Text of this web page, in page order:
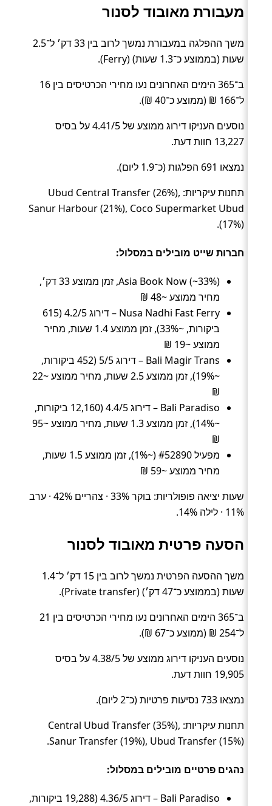
מעבורת מאובוד לסנור
משך ההפלגה במעבורת נמשך לרוב בין 33 דק׳ ל־2.5
שעות (בממוצע כ־1.3 שעות) (Ferry).
ב־365 הימים האחרונים נעו מחירי הכרטיסים בין 16
ל־166 ₪ (ממוצע כ־40 ₪).
נוסעים העניקו דירוג ממוצע של 4.41/5 על בסיס
13,227 חוות דעת.
נמצאו 691 הפלגות (כ־1.9 ליום).
תחנות עיקריות: Ubud Central Transfer (26%),
Sanur Harbour (21%), Coco Supermarket Ubud
(17%).
חברות שייט מובילים במסלול:
Asia Book Now (~33%), זמן ממוצע 33 דק׳,
מחיר ממוצע ~48 ₪
Nusa Nadhi Fast Ferry – דירוג 4.2/5 (615
ביקורות, ~33%), זמן ממוצע 1.4 שעות, מחיר
ממוצע ~19 ₪
Bali Magir Trans – דירוג 5/5 (452 ביקורות,
~19%), זמן ממוצע 2.5 שעות, מחיר ממוצע ~22
₪
Bali Paradiso – דירוג 4.4/5 (12,160 ביקורות,
~14%), זמן ממוצע 1.3 שעות, מחיר ממוצע ~95
₪
מפעיל #52890 (~1%), זמן ממוצע 1.5 שעות,
מחיר ממוצע ~59 ₪
שעות יציאה פופולריות: בוקר 33% · צהריים 42% · ערב
11% · לילה 14%.
הסעה פרטית מאובוד לסנור
משך ההסעה הפרטית נמשך לרוב בין 15 דק׳ ל־1.4
שעות (בממוצע כ־47 דק׳) (Private transfer).
ב־365 הימים האחרונים נעו מחירי הכרטיסים בין 21
ל־254 ₪ (ממוצע כ־67 ₪).
נוסעים העניקו דירוג ממוצע של 4.38/5 על בסיס
19,905 חוות דעת.
נמצאו 733 נסיעות פרטיות (כ־2 ליום).
תחנות עיקריות: Central Ubud Transfer (35%),
Sanur Transfer (19%), Ubud Transfer (15%).
נהגים פרטיים מובילים במסלול:
Bali Paradiso – דירוג 4.36/5 (19,288 ביקורות,